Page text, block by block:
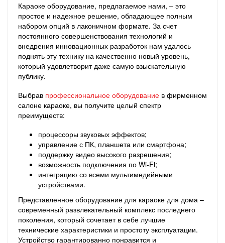
Караоке оборудование, предлагаемое нами, – это
простое и надежное решение, обладающее полным
набором опций в лаконичном формате. За счет
постоянного совершенствования технологий и
внедрения инновационных разработок нам удалось
поднять эту технику на качественно новый уровень,
который удовлетворит даже самую взыскательную
публику.
Выбрав профессиональное оборудование в фирменном
салоне караоке, вы получите целый спектр
преимуществ:
процессоры звуковых эффектов;
управление с ПК, планшета или смартфона;
поддержку видео высокого разрешения;
возможность подключения по Wi-Fi;
интеграцию со всеми мультимедийными
устройствами.
Представленное оборудование для караоке для дома –
современный развлекательный комплекс последнего
поколения, который сочетает в себе лучшие
технические характеристики и простоту эксплуатации.
Устройство гарантированно понравится и